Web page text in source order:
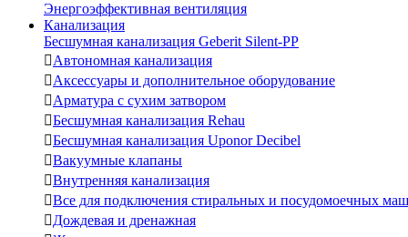
Энергоэффективная вентиляция
Канализация
Бесшумная канализация Geberit Silent-PP
Автономная канализация
Аксессуары и дополнительное оборудование
Арматура с сухим затвором
Бесшумная канализация Rehau
Бесшумная канализация Uponor Decibel
Вакуумные клапаны
Внутренняя канализация
Все для подключения стиральных и посудомоечных
Дождевая и дренажная